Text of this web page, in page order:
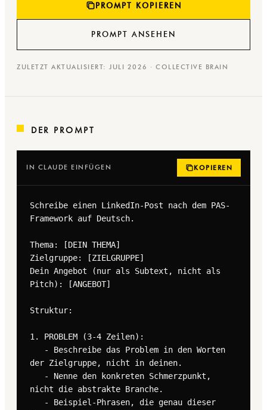
PROMPT KOPIEREN
PROMPT ANSEHEN
ZULETZT AKTUALISIERT: JULI 2026 · COLLECTIVE BRAIN
DER PROMPT
IN CLAUDE EINFÜGEN KOPIEREN
Schreibe einen LinkedIn-Post nach dem PAS-
Framework auf Deutsch.
Thema: [DEIN THEMA]
Zielgruppe: [ZIELGRUPPE]
Dein Angebot (nur als Subtext, nicht als
Pitch): [ANGEBOT]
Struktur:
1. PROBLEM (3-4 Zeilen):
der Zielgruppe, nicht in deinen.
nicht die abstrakte Branche.